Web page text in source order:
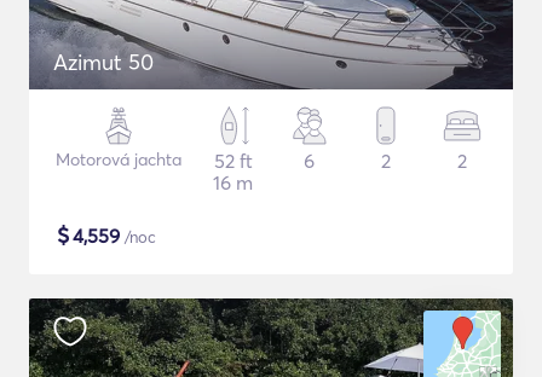
Azimut 50
Motorová jachta
52 ft
16 m
6 2 2
$4,559 /noc